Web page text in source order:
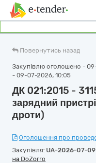
Повернутись назад
Закупівлю оголошено -
- 09-07-2026, 10:05
ДК 021:2015 -
зарядний
дроти)
Оголошення про
Закупівля: UA-2026-07-
на DoZorro